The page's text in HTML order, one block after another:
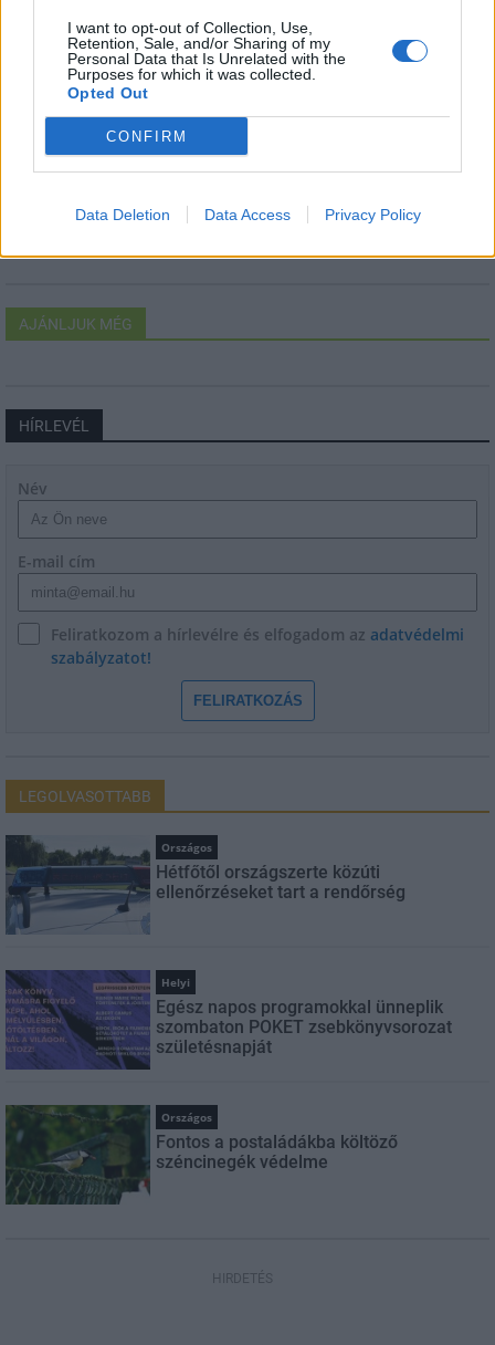
I want to opt-out of Collection, Use,
Retention, Sale, and/or Sharing of my
Personal Data that Is Unrelated with the
Purposes for which it was collected.
Opted Out
CONFIRM
Data Deletion Data Access Privacy Policy
Épített öröksége megújításával is készül
Mohács a csata ötszázadik
évfordulójára
A tengerfenék alatt négy óriáskábellel
kötik össze Spanyolország és
hálózatát
AJÁNLJUK MÉG
HÍRLEVÉL
Név
E-mail cím
Feliratkozom a hírlevélre és elfogadom az adatvédelmi
szabályzatot!
FELIRATKOZÁS
LEGOLVASOTTABB
Országos
Hétfőtől országszerte közúti
ellenőrzéseket tart a rendőrség
Helyi
Egész napos programokkal ünneplik
szombaton POKET zsebkönyvsorozat
születésnapját
Országos
Fontos a postaládákba költöző
széncinegék védelme
HIRDETÉS